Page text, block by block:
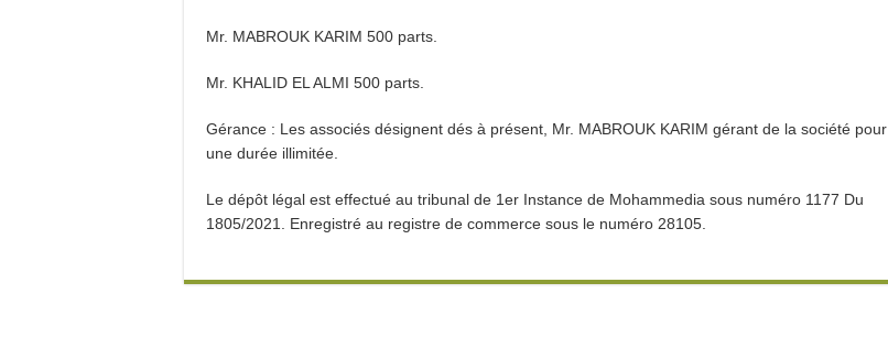
Mr. MABROUK KARIM 500 parts.
Mr. KHALID EL ALMI 500 parts.
Gérance : Les associés désignent dés à présent, Mr. MABROUK KARIM gérant de la société pour
une durée illimitée.
Le dépôt légal est effectué au tribunal de 1er Instance de Mohammedia sous numéro 1177 Du
1805/2021. Enregistré au registre de commerce sous le numéro 28105.